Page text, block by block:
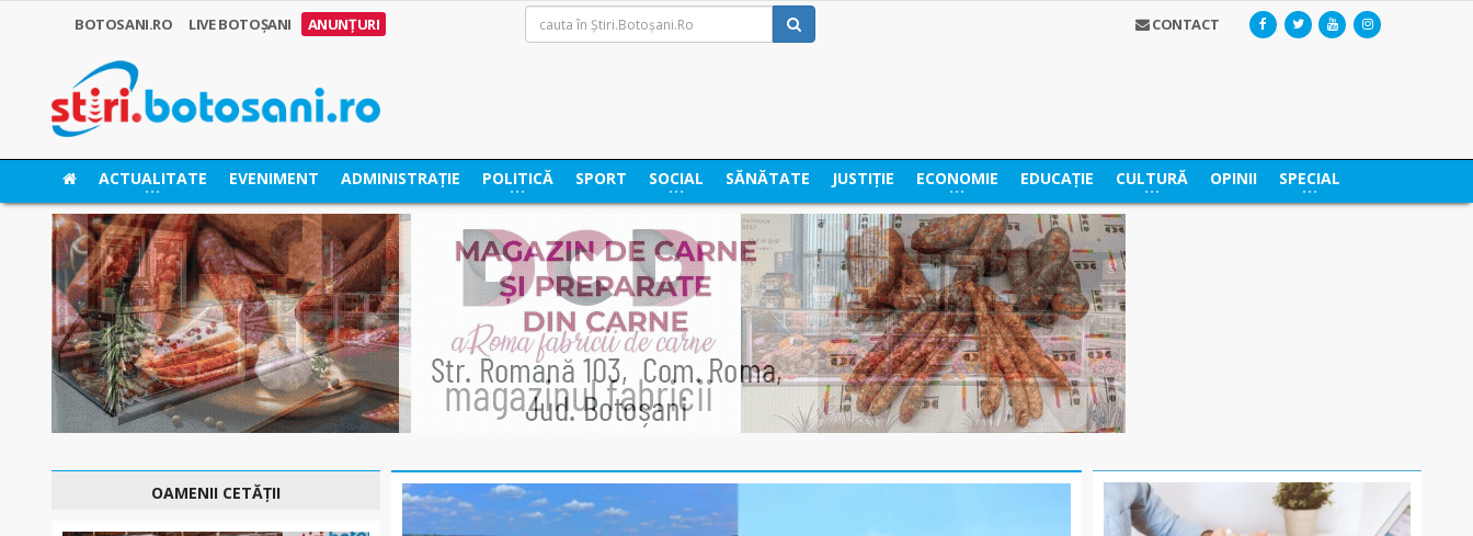
BOTOSANI.RO LIVE BOTOȘANI ANUNȚURI CONTACT
ACTUALITATE EVENIMENT ADMINISTRAȚIE POLITICĂ SPORT SOCIAL SĂNĂTATE JUSTIȚIE ECONOMIE EDUCAȚIE CULTURĂ OPINII SPECIAL
OAMENII CETĂȚII